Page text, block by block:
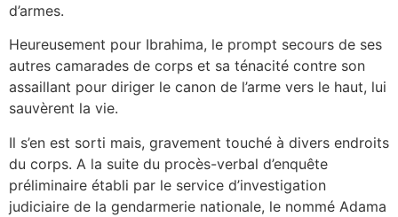
d’armes.
Heureusement pour Ibrahima, le prompt secours de ses
autres camarades de corps et sa ténacité contre son
assaillant pour diriger le canon de l’arme vers le haut, lui
sauvèrent la vie.
Il s’en est sorti mais, gravement touché à divers endroits
du corps. A la suite du procès-verbal d’enquête
préliminaire établi par le service d’investigation
judiciaire de la gendarmerie nationale, le nommé Adama